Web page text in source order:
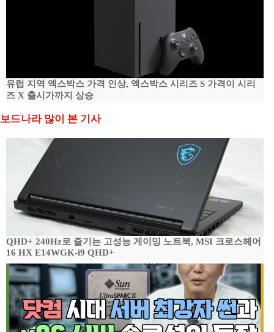
유럽 지역 엑스박스 가격 인상, 엑스박스 시리즈 S 가격이 시리
즈 X 출시가까지 상승
보드나라 많이 본 기사
QHD+ 240Hz로 즐기는 고성능 게이밍 노트북, MSI 크로스헤어
16 HX E14WGK-i9 QHD+